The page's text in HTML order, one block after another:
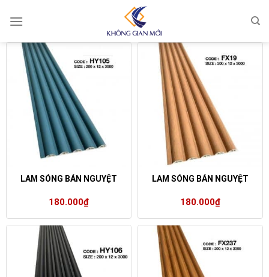
LAM SÓNG BÁN NGUYỆT
180.000₫
LAM SÓNG BÁN NGUYỆT
180.000₫